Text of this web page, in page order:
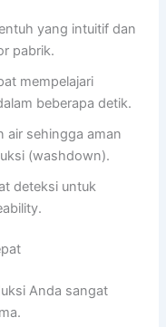
yang intuitif dan
pabrik.
mempelajari
beberapa detik.
air sehingga aman
(washdown).
deteksi untuk
Anda sangat